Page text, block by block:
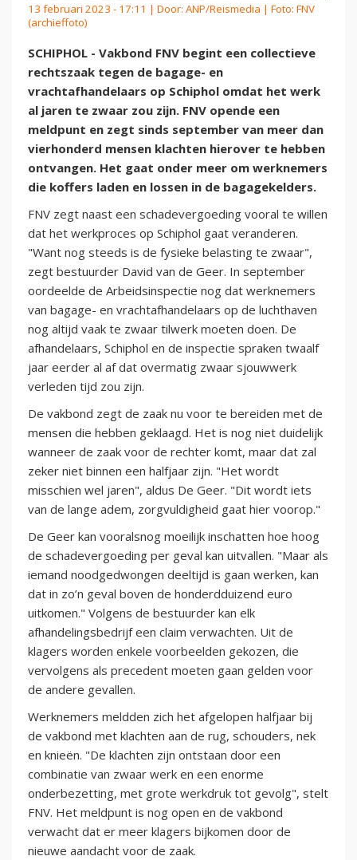
13 februari 2023 - 17:11 | Door: ANP/Reismedia | Foto: FNV
(archieffoto)
SCHIPHOL - Vakbond FNV begint een collectieve
rechtszaak tegen de bagage- en
vrachtafhandelaars op Schiphol omdat het werk
al jaren te zwaar zou zijn. FNV opende een
meldpunt en zegt sinds september van meer dan
vierhonderd mensen klachten hierover te hebben
ontvangen. Het gaat onder meer om werknemers
die koffers laden en lossen in de bagagekelders.
FNV zegt naast een schadevergoeding vooral te willen
dat het werkproces op Schiphol gaat veranderen.
"Want nog steeds is de fysieke belasting te zwaar",
zegt bestuurder David van de Geer. In september
oordeelde de Arbeidsinspectie nog dat werknemers
van bagage- en vrachtafhandelaars op de luchthaven
nog altijd vaak te zwaar tilwerk moeten doen. De
afhandelaars, Schiphol en de inspectie spraken twaalf
jaar eerder al af dat overmatig zwaar sjouwwerk
verleden tijd zou zijn.
De vakbond zegt de zaak nu voor te bereiden met de
mensen die hebben geklaagd. Het is nog niet duidelijk
wanneer de zaak voor de rechter komt, maar dat zal
zeker niet binnen een halfjaar zijn. "Het wordt
misschien wel jaren", aldus De Geer. "Dit wordt iets
van de lange adem, zorgvuldigheid gaat hier voorop."
De Geer kan vooralsnog moeilijk inschatten hoe hoog
de schadevergoeding per geval kan uitvallen. "Maar als
iemand noodgedwongen deeltijd is gaan werken, kan
dat in zo’n geval boven de honderdduizend euro
uitkomen." Volgens de bestuurder kan elk
afhandelingsbedrijf een claim verwachten. Uit de
klagers worden enkele voorbeelden gekozen, die
vervolgens als precedent moeten gaan gelden voor
de andere gevallen.
Werknemers meldden zich het afgelopen halfjaar bij
de vakbond met klachten aan de rug, schouders, nek
en knieën. "De klachten zijn ontstaan door een
combinatie van zwaar werk en een enorme
onderbezetting, met grote werkdruk tot gevolg", stelt
FNV. Het meldpunt is nog open en de vakbond
verwacht dat er meer klagers bijkomen door de
nieuwe aandacht voor de zaak.